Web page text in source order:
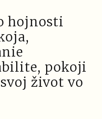
hojnosti
pokoji
život vo